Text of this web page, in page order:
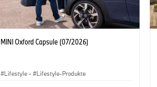
MINI Oxford Capsule (07/2026)
Lifestyle · Lifestyle-Produkte